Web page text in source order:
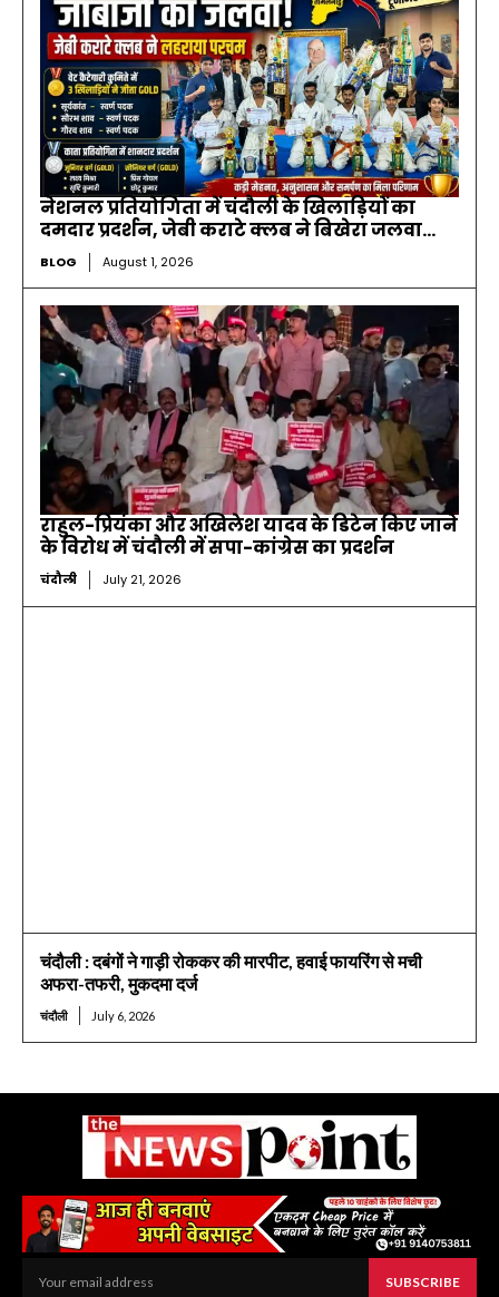
नेशनल प्रतियोगिता में चंदौली के खिलाड़ियों का
दमदार प्रदर्शन, जेबी कराटे क्लब ने बिखेरा जलवा…
BLOG August 1, 2026
राहुल-प्रियंका और अखिलेश यादव के डिटेन किए जाने
के विरोध में चंदौली में सपा-कांग्रेस का प्रदर्शन
चंदौली July 21, 2026
चंदौली : दबंगों ने गाड़ी रोककर की मारपीट, हवाई फायरिंग से मची
अफरा-तफरी, मुकदमा दर्ज
चंदौली July 6, 2026
SUBSCRIBE